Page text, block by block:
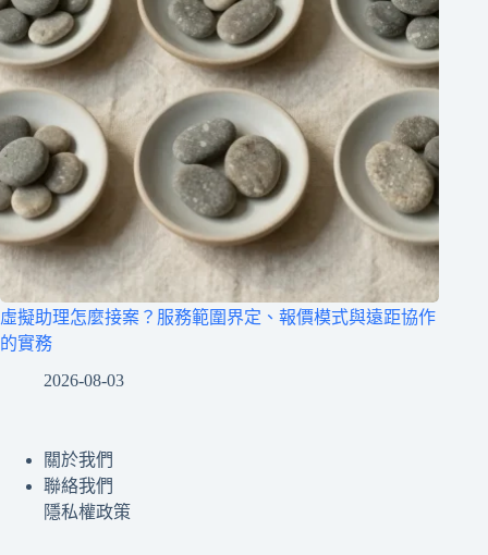
虛擬助理怎麼接案？服務範圍界定、報價模式與遠距協作
的實務
2026-08-03
關於我們
聯絡我們
隱私權政策